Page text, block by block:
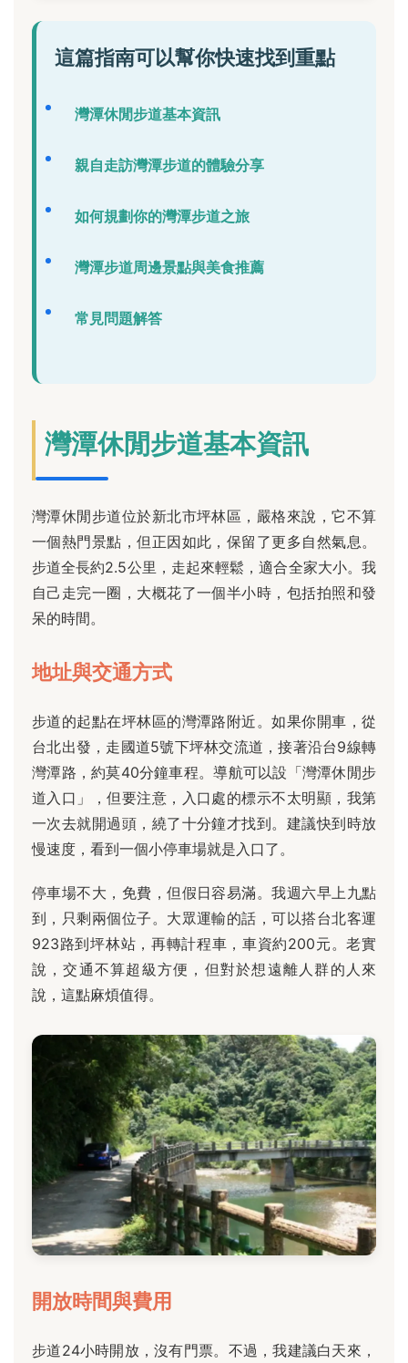
這篇指南可以幫你快速找到重點
灣潭休閒步道基本資訊
親自走訪灣潭步道的體驗分享
如何規劃你的灣潭步道之旅
灣潭步道周邊景點與美食推薦
常見問題解答
灣潭休閒步道基本資訊
灣潭休閒步道位於新北市坪林區，嚴格來說，它不算
一個熱門景點，但正因如此，保留了更多自然氣息。
步道全長約2.5公里，走起來輕鬆，適合全家大小。我
自己走完一圈，大概花了一個半小時，包括拍照和發
呆的時間。
地址與交通方式
步道的起點在坪林區的灣潭路附近。如果你開車，從
台北出發，走國道5號下坪林交流道，接著沿台9線轉
灣潭路，約莫40分鐘車程。導航可以設「灣潭休閒步
道入口」，但要注意，入口處的標示不太明顯，我第
一次去就開過頭，繞了十分鐘才找到。建議快到時放
慢速度，看到一個小停車場就是入口了。
停車場不大，免費，但假日容易滿。我週六早上九點
到，只剩兩個位子。大眾運輸的話，可以搭台北客運
923路到坪林站，再轉計程車，車資約200元。老實
說，交通不算超級方便，但對於想遠離人群的人來
說，這點麻煩值得。
開放時間與費用
步道24小時開放，沒有門票。不過，我建議白天來，